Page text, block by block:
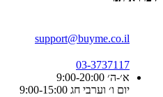
support@buyme.co.il
03-3737117
א׳-ה׳ 9:00-20:00
יום ו׳ וערבי חג 9:00-15:00